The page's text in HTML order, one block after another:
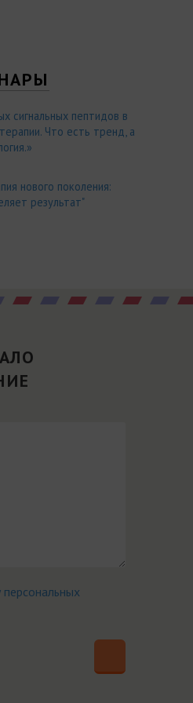
сигнальных пептидов в
Что есть тренд, а
нового поколения:
результат"